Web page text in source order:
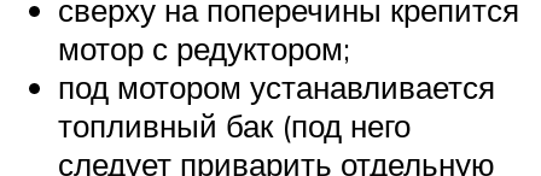
сверху на поперечины крепится
мотор с редуктором;
под мотором устанавливается
топливный бак (под него
следует приварить отдельную